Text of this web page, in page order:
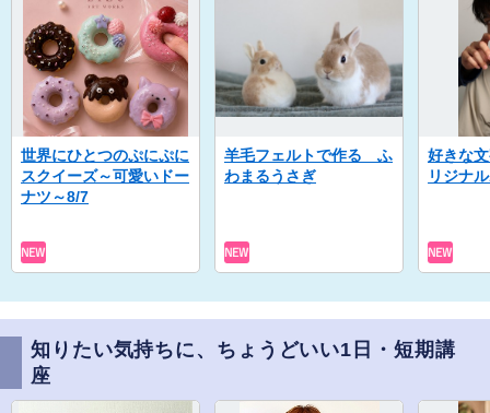
世界にひとつのぷにぷに
スクイーズ～可愛いドー
ナツ～8/7
羊毛フェルトで作る ふ
わまるうさぎ
好きな
リジナ
知りたい気持ちに、ちょうどいい1日・短期講
座